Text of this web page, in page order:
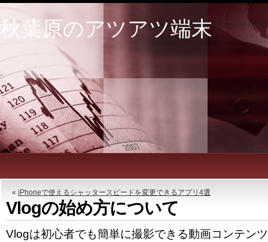
秋葉原のアツアツ端末
« iPhoneで使えるシャッタースピードを変更できるアプリ4選
Vlogの始め方について
Vlogは初心者でも簡単に撮影できる動画コンテン